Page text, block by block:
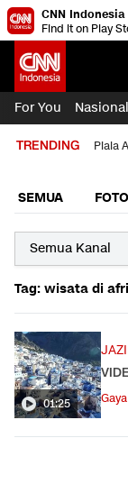
CNN Indonesia
Find it on Play
For You Nasional
TRENDING Piala
SEMUA FOTO
Tag: wisata di
01:25